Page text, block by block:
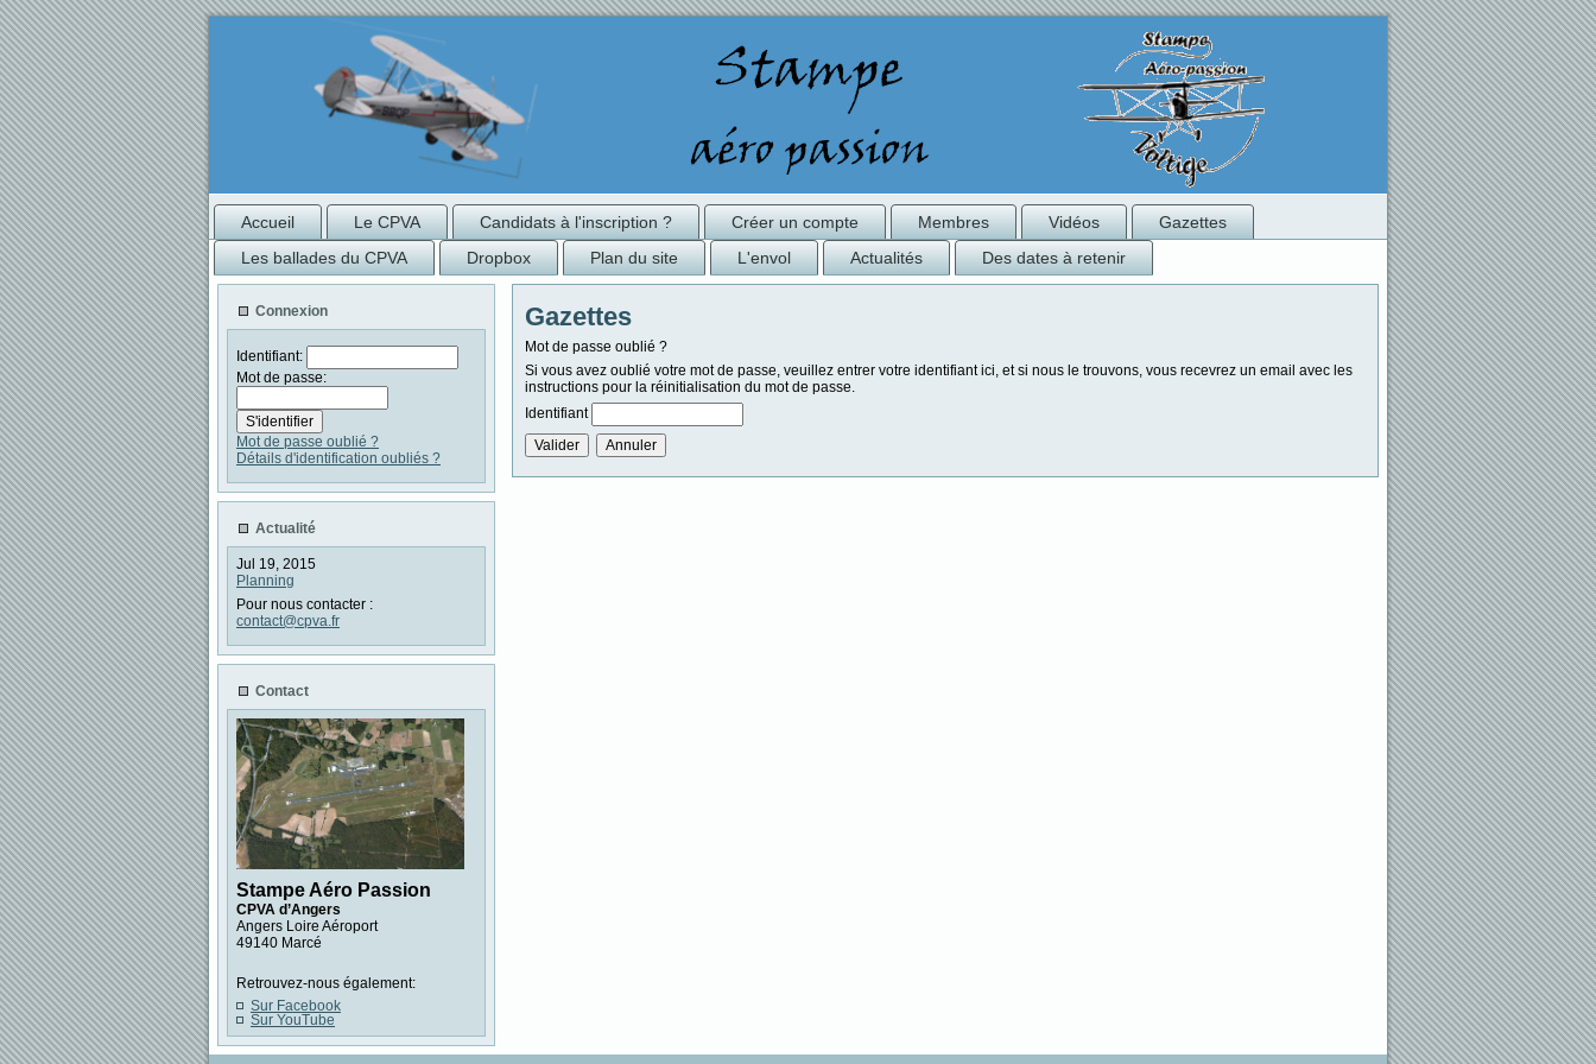
Accueil Le CPVA Candidats à l'inscription ? Créer un compte Membres Vidéos
Gazettes
Les ballades du CPVA
Dropbox Plan du site L'envol Actualités Des dates à retenir
Connexion
Identifiant:
Mot de passe:
Mot de passe oublié ?
Détails d'identification oubliés ?
Actualité
Jul 19, 2015
Planning
Pour nous contacter :
contact@cpva.fr
Contact
Stampe Aéro Passion
CPVA d’Angers
Angers Loire Aéroport
49140 Marcé
Retrouvez-nous également:
Sur Facebook
Sur YouTube
Gazettes
Mot de passe oublié ?
Si vous avez oublié votre mot de passe, veuillez entrer votre identifiant ici, et si nous le trouvons, vous recevrez un email avec les
instructions pour la réinitialisation du mot de passe.
Identifiant